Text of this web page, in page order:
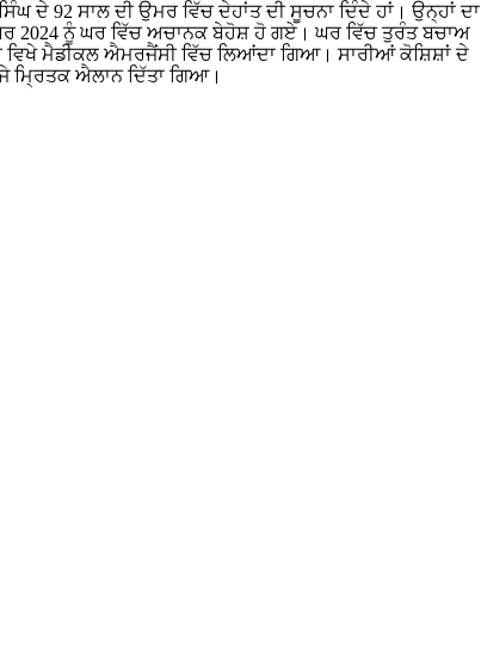
ਦੇ 92 ਸਾਲ ਦੀ ਉਮਰ ਵਿੱਚ ਦੇਹਾਂਤ ਦੀ ਸੂਚਨਾ ਦਿੰਦੇ ਹਾਂ। ਉਨ੍ਹਾਂ ਦਾ
2024 ਨੂੰ ਘਰ ਵਿੱਚ ਅਚਾਨਕ ਬੇਹੋਸ਼ ਹੋ ਗਏ। ਘਰ ਵਿੱਚ ਤੁਰੰਤ ਬਚਾਅ
ਮੈਡੀਕਲ ਐਮਰਜੈਂਸੀ ਵਿੱਚ ਲਿਆਂਦਾ ਗਿਆ। ਸਾਰੀਆਂ ਕੋਸ਼ਿਸ਼ਾਂ ਦੇ
ਮ੍ਰਿਤਕ ਐਲਾਨ ਦਿੱਤਾ ਗਿਆ।